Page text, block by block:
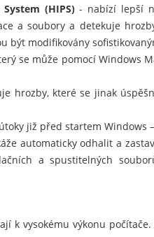
(HIPS)- nabízí lepší
a soubory a detekuje
být modifikovány
se může pomocí Windows
hrozby, které se jinak
již před startem Windows
automaticky odhalit a
a spustitelných
k vysokému výkonu